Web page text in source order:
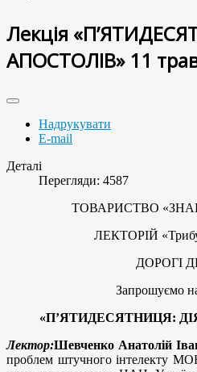
Лекція
АПОСТОЛІВ» 11
Надрукувати
E-mail
Деталі
Перегляди: 4587
ТОВАРИСТВО
ЛЕКТОРІЙ
ДОРОГІ
Запрошуємо
«П’ЯТИДЕСЯТНИЦЯ:
Лектор:Шевченко Анатолій
проблем штучного інтелекту